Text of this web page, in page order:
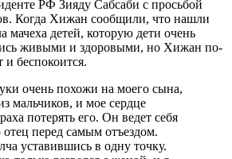
РФ Зияду Сабсаби с просьбой
Когда Хижан сообщили, что нашли
мачеха детей, которую дети очень
живыми и здоровыми, но Хижан по-
беспокоится.
очень похожи на моего сына,
мальчиков, и мое сердце
потерять его. Он ведет себя
отец перед самым отъездом.
уставившись в одну точку.